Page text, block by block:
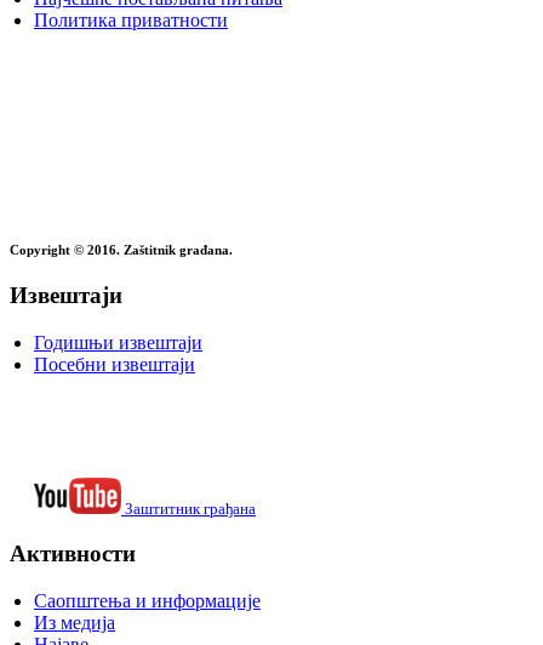
Политика приватности
Copyright © 2016. Zaštitnik građana.
Извештаји
Годишњи извештаји
Посебни извештаји
Заштитник грађана
Активности
Саопштења и информације
Из медија